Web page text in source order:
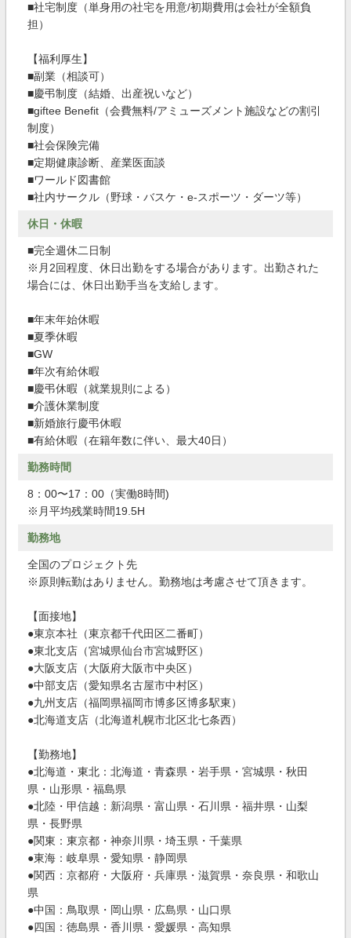
■社宅制度（単身用の社宅を用意/初期費用は会社が全額負
担）
【福利厚生】
■副業（相談可）
■慶弔制度（結婚、出産祝いなど）
■giftee Benefit（会費無料/アミューズメント施設などの割引
制度）
■社会保険完備
■定期健康診断、産業医面談
■ワールド図書館
■社内サークル（野球・バスケ・e-スポーツ・ダーツ等）
休日・休暇
■完全週休二日制
※月2回程度、休日出勤をする場合があります。出勤された
場合には、休日出勤手当を支給します。
■年末年始休暇
■夏季休暇
■GW
■年次有給休暇
■慶弔休暇（就業規則による）
■介護休業制度
■新婚旅行慶弔休暇
■有給休暇（在籍年数に伴い、最大40日）
勤務時間
8：00〜17：00（実働8時間)
※月平均残業時間19.5H
勤務地
全国のプロジェクト先
※原則転勤はありません。勤務地は考慮させて頂きます。
【面接地】
●東京本社（東京都千代田区二番町）
●東北支店（宮城県仙台市宮城野区）
●大阪支店（大阪府大阪市中央区）
●中部支店（愛知県名古屋市中村区）
●九州支店（福岡県福岡市博多区博多駅東）
●北海道支店（北海道札幌市北区北七条西）
【勤務地】
●北海道・東北：北海道・青森県・岩手県・宮城県・秋田
県・山形県・福島県
●北陸・甲信越：新潟県・富山県・石川県・福井県・山梨
県・長野県
●関東：東京都・神奈川県・埼玉県・千葉県
●東海：岐阜県・愛知県・静岡県
●関西：京都府・大阪府・兵庫県・滋賀県・奈良県・和歌山
県
●中国：鳥取県・岡山県・広島県・山口県
●四国：徳島県・香川県・愛媛県・高知県